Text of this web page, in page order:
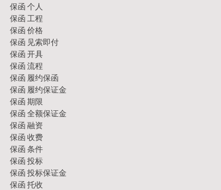
保函 个人
保函 工程
保函 价格
保函 见索即付
保函 开具
保函 流程
保函 履约保函
保函 履约保证金
保函 期限
保函 全额保证金
保函 融资
保函 收费
保函 条件
保函 投标
保函 投标保证金
保函 托收